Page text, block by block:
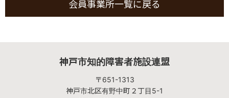
会員事業所一覧に戻る
神戸市知的障害者施設連盟
〒651-1313
神戸市北区有野中町２丁目5-1